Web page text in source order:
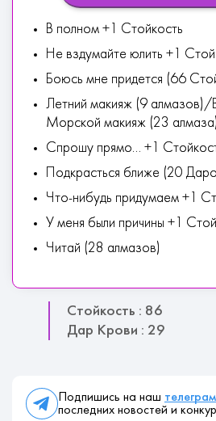
В полном +1 Стойкость
Не вздумайте юлить +1
Боюсь мне придется (66
Летний макияж (9 алмазов)/
Морской макияж (23 алмаза)
Спрошу прямо... +1
Подкрасться ближе (20
Что-нибудь придумаем +1
У меня были причины +1
Читай (28 алмазов)
Стойкость : 86
Дар Крови : 29
Подпишись на наш
последних новостей и